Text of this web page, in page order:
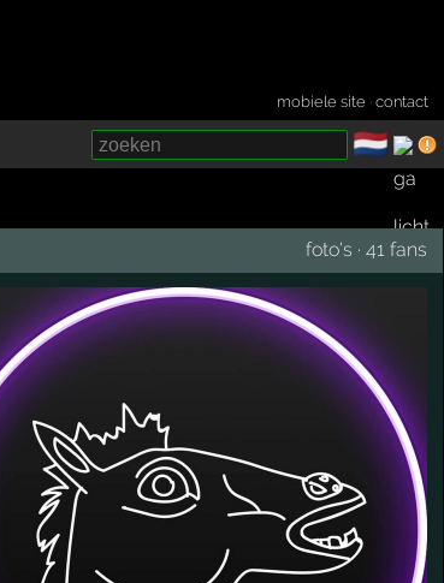
mobiele site ·contact
🇳🇱
foto's ·41 fans